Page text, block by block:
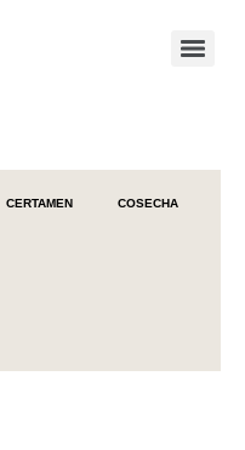
CERTAMEN COSECHA